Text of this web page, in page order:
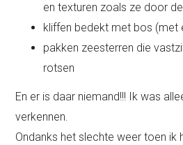
en texturen zoals ze door
kliffen bedekt met bos (met
pakken zeesterren die
rotsen
En er is daar niemand!!! Ik was
verkennen.
Ondanks het slechte weer toen ik